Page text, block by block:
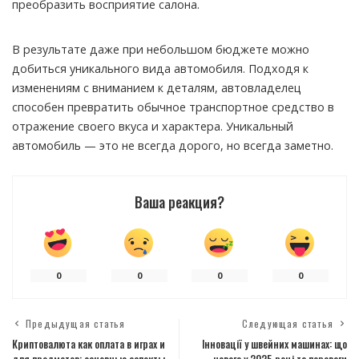
преобразить восприятие салона.
В результате даже при небольшом бюджете можно
добиться уникального вида автомобиля. Подходя к
изменениям с вниманием к деталям, автовладелец
способен превратить обычное транспортное средство в
отражение своего вкуса и характера. Уникальный
автомобиль — это не всегда дорого, но всегда заметно.
Ваша реакция?
0 0 0 0
Предыдущая статья
Криптовалюта как оплата в играх и
Следующая статья
Інновації у швейних машинах: що